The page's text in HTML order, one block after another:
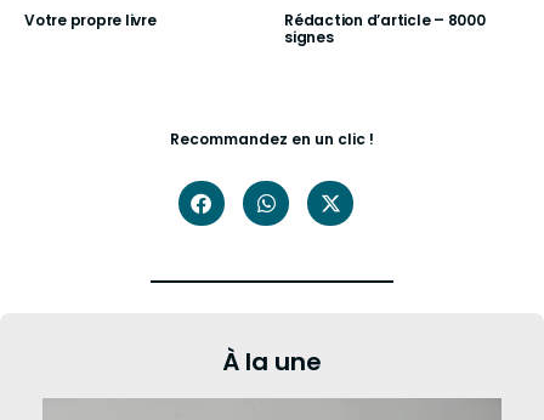
Votre propre livre
Rédaction d’article – 8000
signes
Recommandez en un clic !
À la une